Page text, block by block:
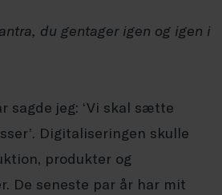
du gentager igen og igen i
sagde jeg: ‘Vi skal sætte
Digitaliseringen skulle
produkter og
De seneste par år har mit